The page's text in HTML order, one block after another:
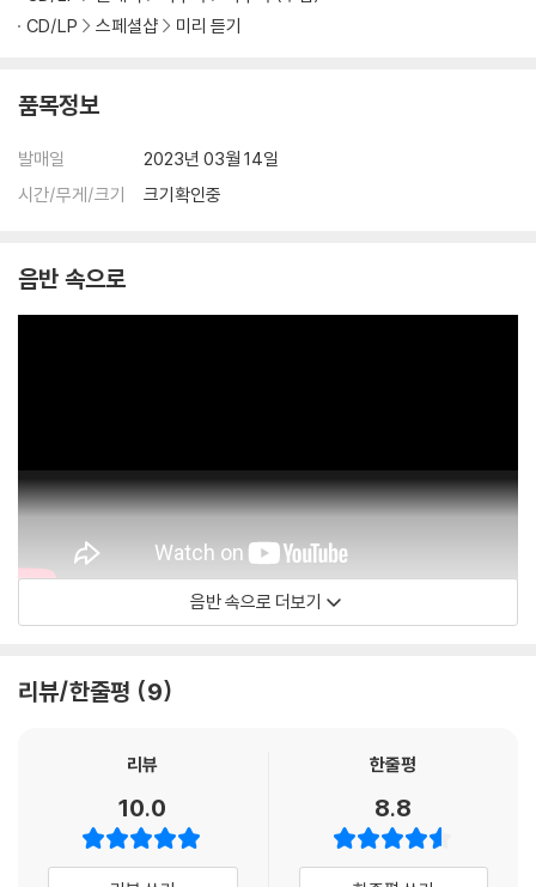
CD/LP
스페셜샵 미리 듣기
품목정보
발매일
2023년 03월 14일
시간/무게/크기
크기확인중
음반 속으로
음반 속으로 더보기
리뷰/한줄평 9
리뷰
10.0
한줄평
8.8